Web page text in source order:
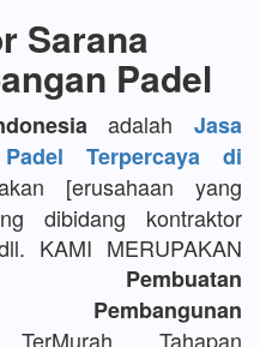
Sarana
Padel
adalah Jasa
Terpercaya di
[erusahaan yang
dibidang kontraktor
KAMI MERUPAKAN
Pembuatan
Pembangunan
Tahapan